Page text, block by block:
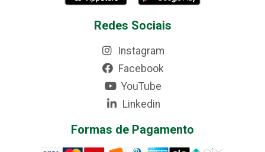
Redes Sociais
Instagram
Facebook
YouTube
Linkedin
Formas de Pagamento